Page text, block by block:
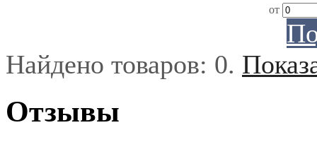
от
Найдено товаров: 0.
Отзывы